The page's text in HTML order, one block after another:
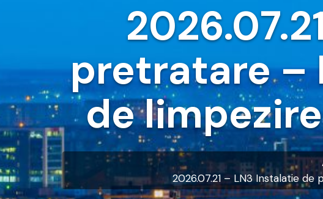
pretratare –
de
2026.07.21 – LN3 Instalatie